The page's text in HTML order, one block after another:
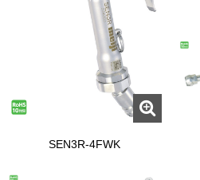
SEN3R-4FWK